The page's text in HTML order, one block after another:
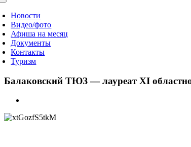
Новости
Видео/фото
Афиша на месяц
Документы
Контакты
Туризм
Балаковский ТЮЗ — лауреат XI
Image